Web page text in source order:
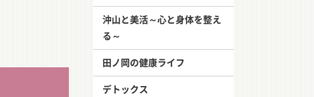
沖山と美活～心と身体を整え
る～
田ノ岡の健康ライフ
デトックス